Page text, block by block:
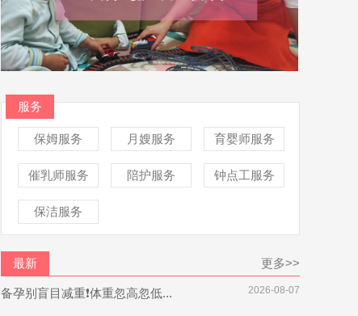
服务
保姆服务 月嫂服务 育婴师服务
催乳师服务 陪护服务 钟点工服务
保洁服务
最新 更多>>
备孕别盲目减重❗体重忽高忽低... 2026-08-07